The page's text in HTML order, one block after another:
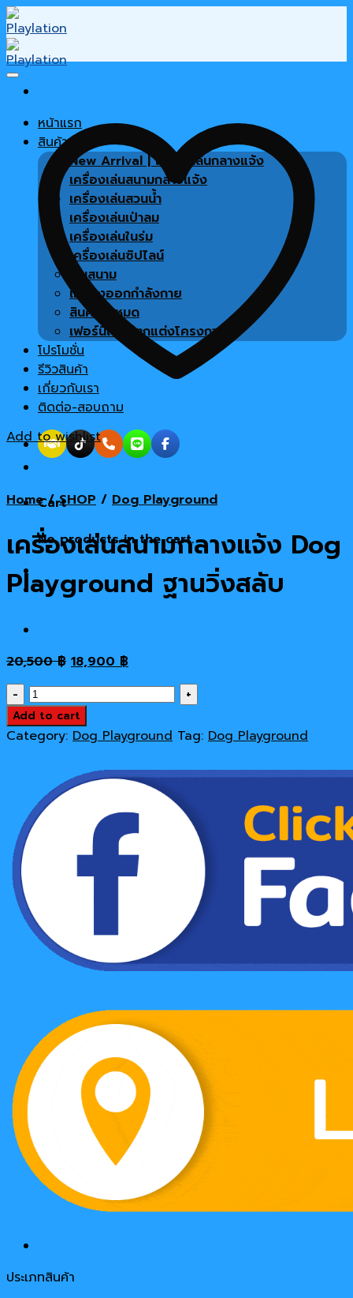
Skip
to
content
หน้าแรก
สินค้า
New Arrival | เครื่องเล่นกลางแจ้ง
เครื่องเล่นสนามกลางแจ้ง
เครื่องเล่นสวนน้ำ
เครื่องเล่นเป่าลม
เครื่องเล่นในร่ม
เครื่องเล่นซิปไลน์
พื้นสนาม
เครื่องออกกำลังกาย
สินค้าทั้งหมด
เฟอร์นิเจอร์ตกแต่งโครงการ
โปรโมชั่น
รีวิวสินค้า
เกี่ยวกับเรา
ติดต่อ-สอบถาม
Cart
No products in the cart.
Add to wishlist
Home / SHOP / Dog Playground
เครื่องเล่นสนามกลางแจ้ง Dog
Playground ฐานวิ่งสลับ
20,500฿ Original
was:
20,500 ฿.
18,900฿
is:
เครื่อง
เล่น
สนาม
กลาง
Dog
Playground
ฐาน
quantity
Add to cart
Category: Dog Playground Tag: Dog Playground
ประเภทสินค้า